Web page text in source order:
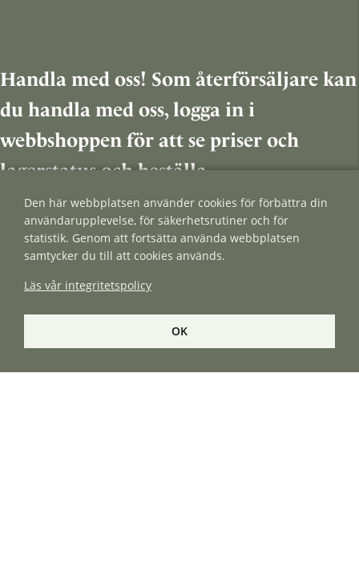
Handla med oss! Som återförsäljare kan
du handla med oss, logga in i
webbshoppen för att se priser och
lagerstatus och beställa.
BLI ÅTERFÖRSÄLJARE
Den här webbplatsen använder cookies för förbättra din
användarupplevelse, för säkerhetsrutiner och för
statistik. Genom att fortsätta använda webbplatsen
samtycker du till att cookies används.
Läs vår integritetspolicy
OK